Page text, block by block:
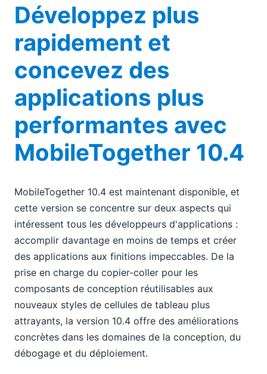
Développez plus
rapidement et
concevez des
applications plus
performantes avec
MobileTogether 10.4
MobileTogether 10.4 est maintenant disponible, et
cette version se concentre sur deux aspects qui
intéressent tous les développeurs d'applications :
accomplir davantage en moins de temps et créer
des applications aux finitions impeccables. De la
prise en charge du copier-coller pour les
composants de conception réutilisables aux
nouveaux styles de cellules de tableau plus
attrayants, la version 10.4 offre des améliorations
concrètes dans les domaines de la conception, du
débogage et du déploiement.